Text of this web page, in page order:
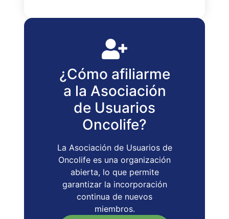
¿Cómo afiliarme
a la Asociación
de Usuarios
Oncolife?
La Asociación de Usuarios de
Oncolife es una organización
abierta, lo que permite
garantizar la incorporación
continua de nuevos
miembros.